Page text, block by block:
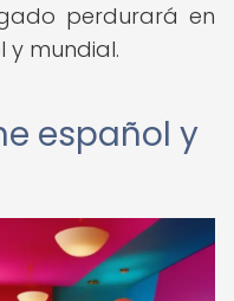
perdurará en
y mundial.
español y